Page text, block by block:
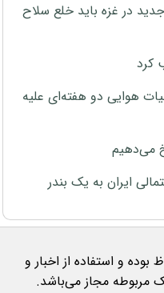
در غزه باید خلع سلاح
کرد
هوایی دو هفته‌ای علیه
می‌دهیم
ایران به یک بندر
و استفاده از اخبار و
مربوطه مجاز می‌باشد.